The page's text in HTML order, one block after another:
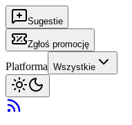
Sugestie
Zgłoś promocję
Platforma Wszystkie